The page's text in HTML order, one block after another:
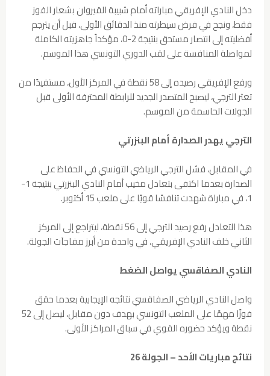
دخل النادي الإفريقي مباراته أمام شبيبة القيروان بشعار الفوز
فقط، ونجح في فرض سيطرته منذ الدقائق الأولى، قبل أن يترجم
أفضليته إلى انتصار مستحق بنتيجة 2-0، مؤكداً جاهزيته الكاملة
لمواصلة المنافسة على لقب الدوري التونسي هذا الموسم.
ورفع الإفريقي رصيده إلى 58 نقطة في المركز الأول، مستفيدًا من
تعثر الترجي، ليصبح المتصدر الجديد للرابطة المحترفة الأولى قبل
الجولات الحاسمة من الموسم.
الترجي يهدر الصدارة أمام البنزرتي
في المقابل، فشل الترجي الرياضي التونسي في الحفاظ على
الصدارة بعدما اكتفى بتعادل مخيب أمام النادي البنزرتي بنتيجة 1-
1، في مباراة شهدت تنافسًا قويًا على ملعب 15 أكتوبر.
هذا التعادل رفع رصيد الترجي إلى 56 نقطة، ليتراجع إلى المركز
الثاني خلف النادي الإفريقي، في واحدة من أبرز مفاجآت الجولة.
النادي الصفاقسي يواصل الضغط
واصل النادي الرياضي الصفاقسي نتائجه الإيجابية بعدما حقق
فوزًا مهمًا على الملعب التونسي بهدف دون مقابل، ليصل إلى 52
نقطة ويؤكد حضوره القوي في سباق المراكز الأولى.
نتائج مباريات الأحد – الجولة 26